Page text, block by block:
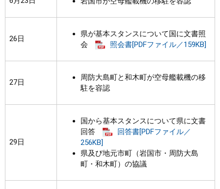
26日
県が基本スタンスについて国に文書照
会
照会書[PDFファイル／159KB]
27日
周防大島町と和木町が空母艦載機の移
駐を容認
29日
国から基本スタンスについて県に文書
回答
回答書[PDFファイル／
256KB]
県及び地元市町（岩国市・周防大島
町・和木町）の協議